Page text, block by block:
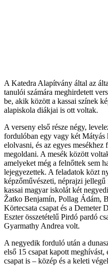
A Katedra Alapítvány által az
tanulói számára meghirdetett
be, akik között a kassai színek
alapiskola diákjai is ott voltak.
A verseny első része négy,
fordulóban egy vagy két
elolvasni, és az egyes
megoldani. A mesék között
amelyeket még a felnőttek sem
lejegyezettek. A feladatok közt
képzőművészeti, néprajzi
kassai magyar iskolát két
Žatko Benjamín, Pollag Ádám,
Körtecsata csapat és a Demeter
Eszter összetételű Pirdó pardó
Gyarmathy Andrea volt.
A negyedik forduló után a
első 15 csapat kapott
csapat is – közép és a keleti